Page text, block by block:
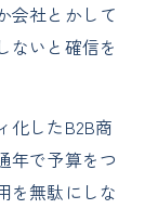
会社とかして
ないと確信を
化したB2B商
年で予算をつ
を無駄にしな